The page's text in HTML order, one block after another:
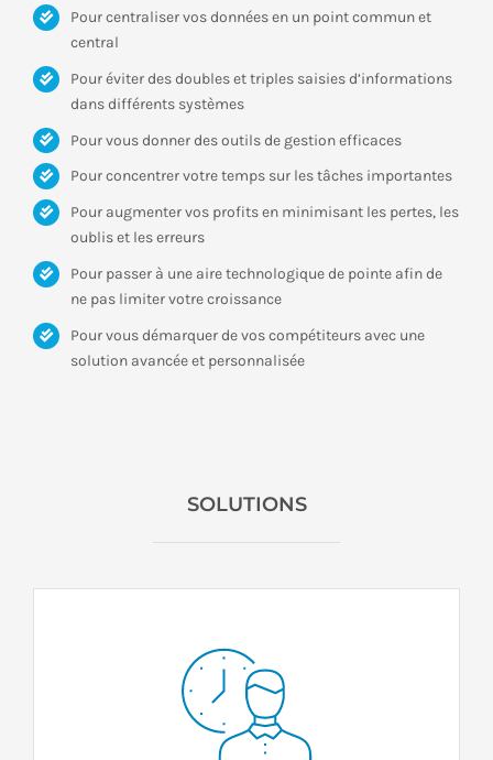
Pour centraliser vos données en un point commun et
central
Pour éviter des doubles et triples saisies d’informations
dans différents systèmes
Pour vous donner des outils de gestion efficaces
Pour concentrer votre temps sur les tâches importantes
Pour augmenter vos profits en minimisant les pertes, les
oublis et les erreurs
Pour passer à une aire technologique de pointe afin de
ne pas limiter votre croissance
Pour vous démarquer de vos compétiteurs avec une
solution avancée et personnalisée
SOLUTIONS